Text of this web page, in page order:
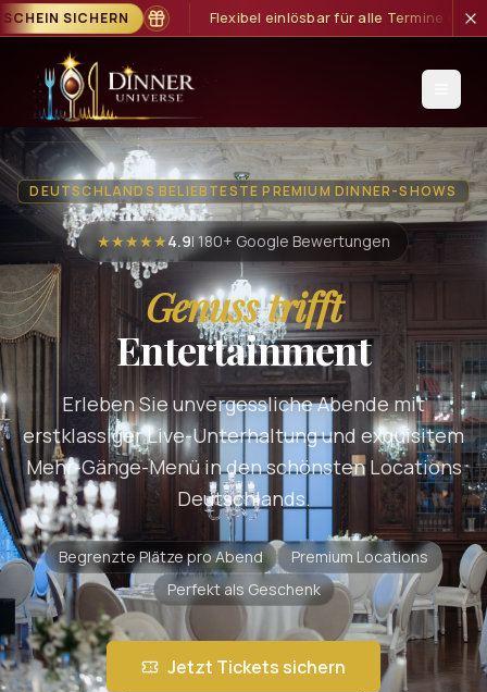
für alle Termine und Show-Formate GUTSCHEIN SICHERN
DEUTSCHLANDS BELIEBTESTE PREMIUM DINNER-SHOWS
★★★★★4.9| 180+ Google Bewertungen
Genuss trifft
Entertainment
Erleben Sie unvergessliche Abende mit
erstklassiger Live-Unterhaltung und exquisitem
Mehr-Gänge-Menü in den schönsten Locations
Deutschlands.
Begrenzte Plätze pro Abend
Premium Locations
Perfekt als Geschenk
Jetzt Tickets sichern